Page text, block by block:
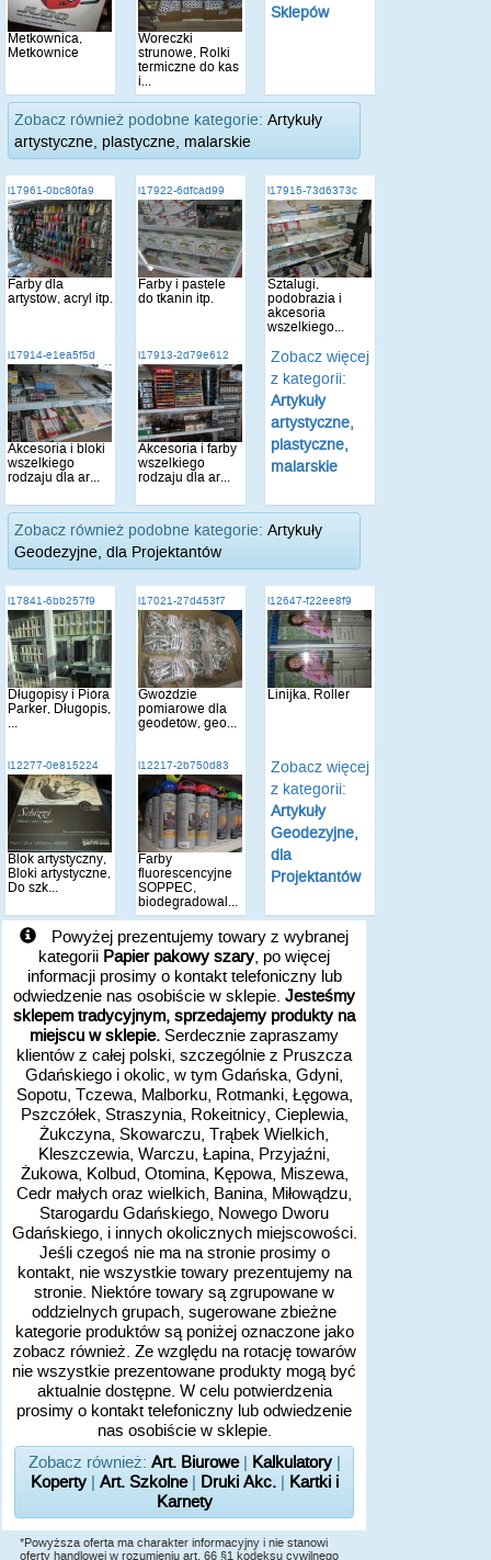
Metkownica,
Metkownice
Woreczki
strunowe, Rolki
termiczne do kas
i...
Sklepów
Zobacz również podobne kategorie: Artykuły
artystyczne, plastyczne, malarskie
i17961-0bc80fa9
Farby dla
artystów, acryl itp.
i17922-6dfcad99
Farby i pastele
do tkanin itp.
i17915-73d6373c
Sztalugi,
podobrazia i
akcesoria
wszelkiego...
i17914-e1ea5f5d
Akcesoria i bloki
wszelkiego
rodzaju dla ar...
i17913-2d79e612
Akcesoria i farby
wszelkiego
rodzaju dla ar...
Zobacz więcej
z kategorii:
Artykuły
artystyczne,
plastyczne,
malarskie
Zobacz również podobne kategorie: Artykuły
Geodezyjne, dla Projektantów
i17841-6bb257f9
Długopisy i Pióra
Parker, Długopis,
i17021-27d453f7
Gwoździe
pomiarowe dla
geodetów, geo...
i12647-f22ee8f9
Linijka, Roller
i12277-0e815224
Blok artystyczny,
Bloki artystyczne,
Do szk...
i12217-2b750d83
Farby
fluorescencyjne
SOPPEC,
biodegradowal...
Zobacz więcej
z kategorii:
Artykuły
Geodezyjne,
dla
Projektantów
Powyżej prezentujemy towary z wybranej
kategorii Papier pakowy szary , po więcej
informacji prosimy o kontakt telefoniczny lub
odwiedzenie nas osobiście w sklepie. Jesteśmy
sklepem tradycyjnym, sprzedajemy produkty na
miejscu w sklepie. Serdecznie zapraszamy
klientów z całej polski, szczególnie z Pruszcza
Gdańskiego i okolic, w tym Gdańska, Gdyni,
Sopotu, Tczewa, Malborku, Rotmanki, Łęgowa,
Pszczółek, Straszynia, Rokeitnicy, Cieplewia,
Żukczyna, Skowarczu, Trąbek Wielkich,
Kleszczewia, Warczu, Łapina, Przyjaźni,
Żukowa, Kolbud, Otomina, Kępowa, Miszewa,
Cedr małych oraz wielkich, Banina, Miłowądzu,
Starogardu Gdańskiego, Nowego Dworu
Gdańskiego, i innych okolicznych miejscowości.
Jeśli czegoś nie ma na stronie prosimy o
kontakt, nie wszystkie towary prezentujemy na
stronie. Niektóre towary są zgrupowane w
oddzielnych grupach, sugerowane zbieżne
kategorie produktów są poniżej oznaczone jako
zobacz również. Ze względu na rotację towarów
nie wszystkie prezentowane produkty mogą być
aktualnie dostępne. W celu potwierdzenia
prosimy o kontakt telefoniczny lub odwiedzenie
nas osobiście w sklepie.
Zobacz również: Art. Biurowe| Kalkulatory|
Koperty| Art. Szkolne| Druki Akc.| Kartki i
Karnety
*Powyższa oferta ma charakter informacyjny i nie stanowi
oferty handlowej w rozumieniu art. 66 §1 kodeksu cywilnego